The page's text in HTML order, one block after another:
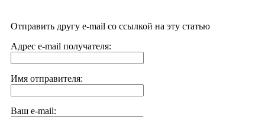
Отправить другу e-mail со ссылкой на эту статью
Адрес e-mail получателя:
Имя отправителя:
Ваш e-mail: